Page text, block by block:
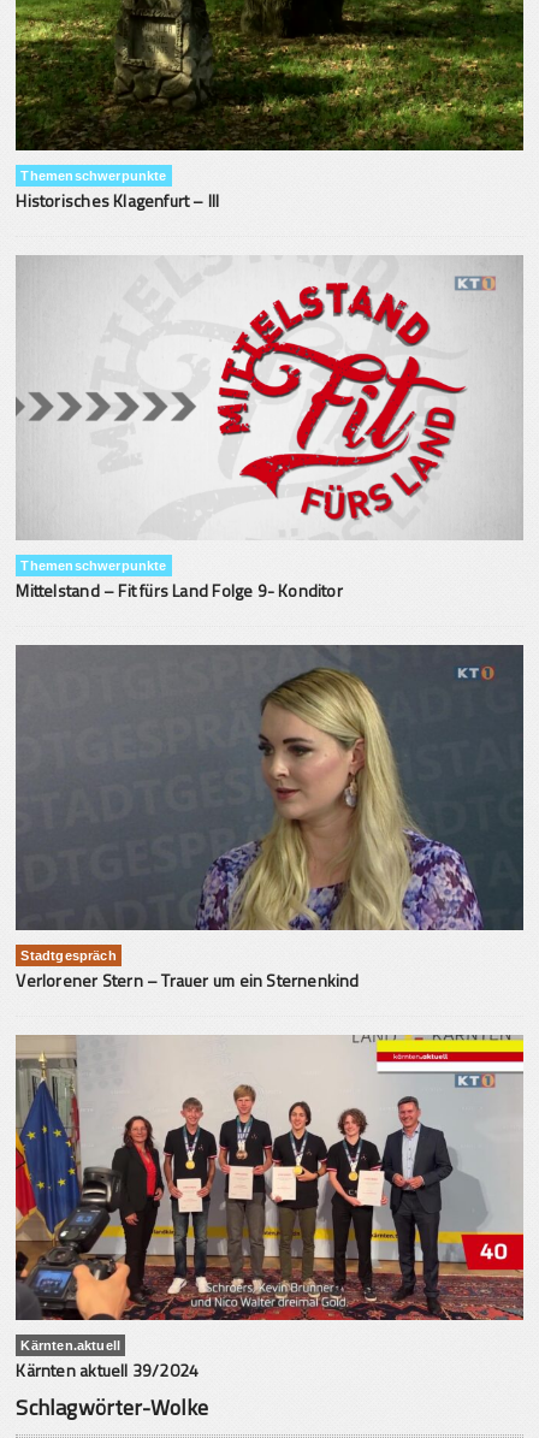
Themenschwerpunkte
Historisches Klagenfurt – III
Themenschwerpunkte
Mittelstand – Fit fürs Land Folge 9- Konditor
Stadtgespräch
Verlorener Stern – Trauer um ein Sternenkind
Kärnten.aktuell
Kärnten aktuell 39/2024
Schlagwörter-Wolke